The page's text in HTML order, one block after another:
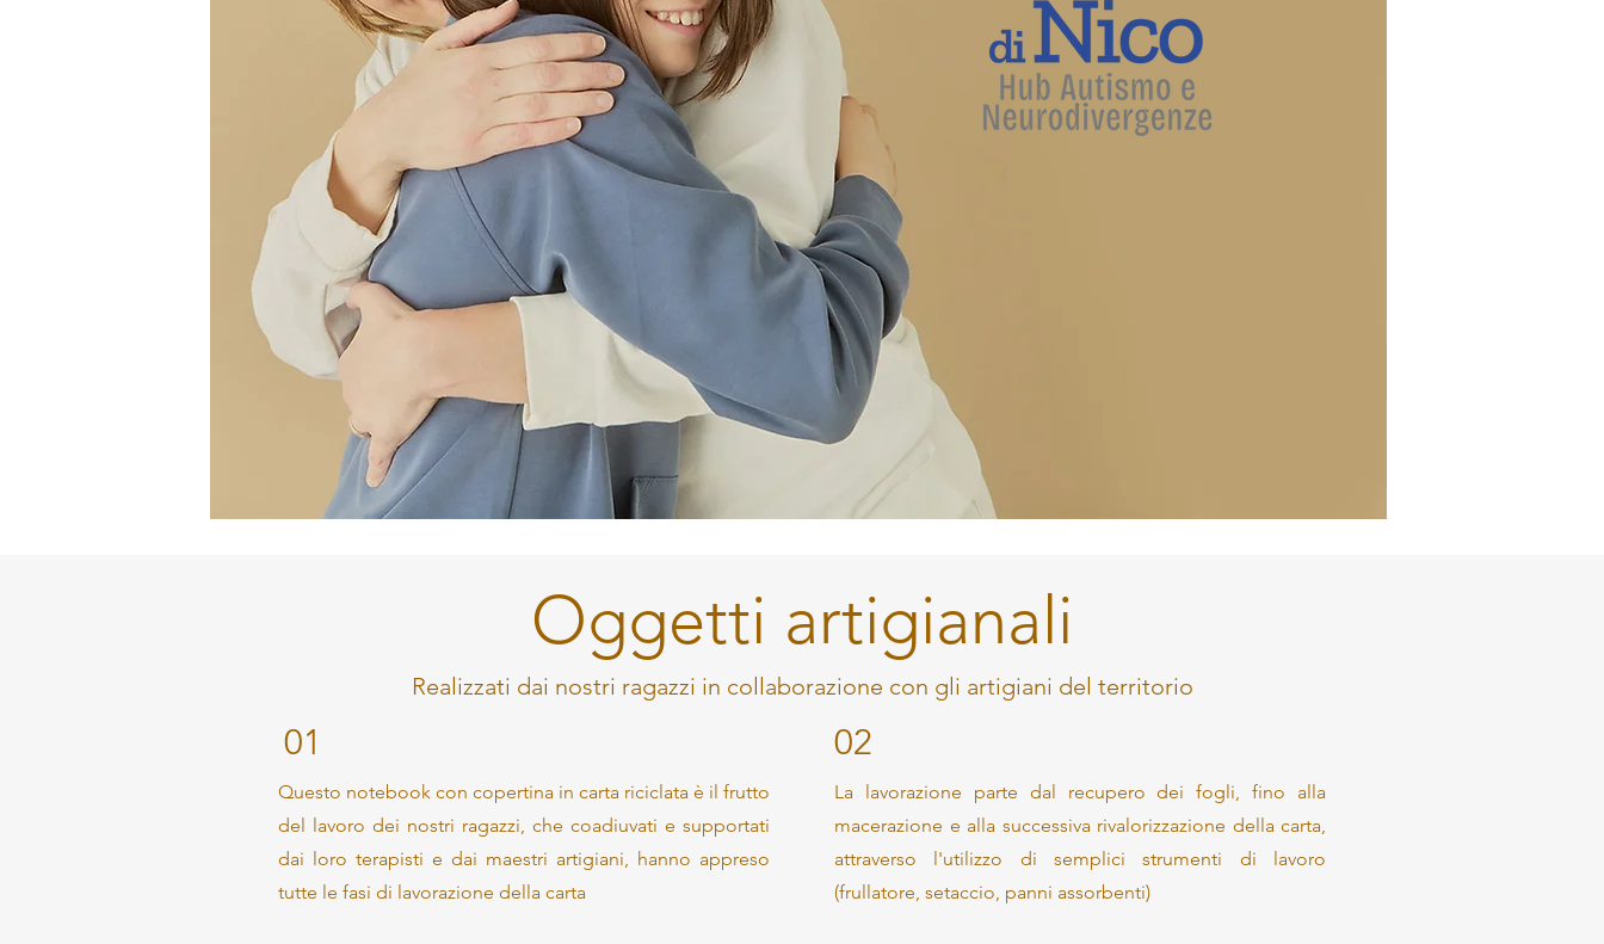
Oggetti artigianali
Realizzati dai nostri ragazzi in collaborazione con gli artigiani del territorio
01
Questo notebook con copertina in carta riciclata è il frutto
del lavoro dei nostri ragazzi, che coadiuvati e supportati
dai loro terapisti e dai maestri artigiani, hanno appreso
tutte le fasi di lavorazione della carta
02
La lavorazione parte dal recupero dei fogli, fino alla
macerazione e alla successiva rivalorizzazione della carta,
attraverso l'utilizzo di semplici strumenti di lavoro
(frullatore, setaccio, panni assorbenti)